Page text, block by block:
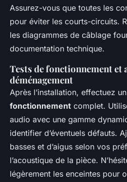
Assurez-vous que toutes les
pour éviter les courts-circuits.
les diagrammes de câblage
documentation technique.
Tests de fonctionnement et
déménagement
Après l’installation, effectuez un
fonctionnement complet.
audio avec une gamme
identifier d’éventuels défauts.
basses et d’aigus selon vos
l’acoustique de la pièce.
légèrement les enceintes pour